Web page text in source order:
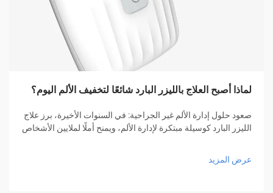
لماذا أصبح العلاج بالليزر البارد شائعًا لتخفيف الألم اليوم؟
صعود حلول إدارة الألم غير الجراحية: في السنوات الأخيرة، برز علاج
الليزر البارد كوسيلة مبتكرة لإدارة الألم، ويمنح أملًا لملايين الأشخاص
عرض المزيد